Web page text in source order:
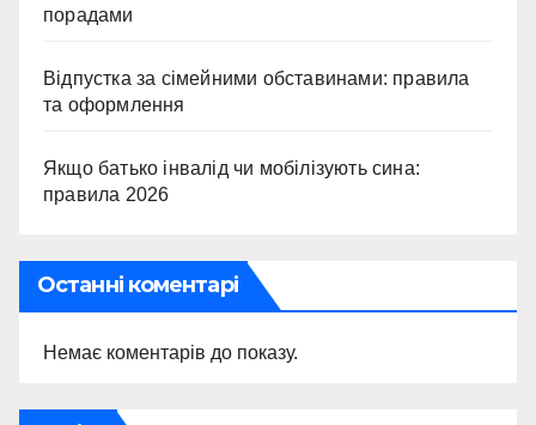
порадами
Відпустка за сімейними обставинами: правила
та оформлення
Якщо батько інвалід чи мобілізують сина:
правила 2026
Останні коментарі
Немає коментарів до показу.